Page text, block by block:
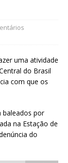
uma atividade
do Brasil
com que os
baleados por
na Estação de
do